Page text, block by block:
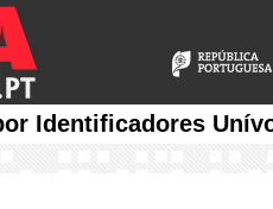
Identificadores